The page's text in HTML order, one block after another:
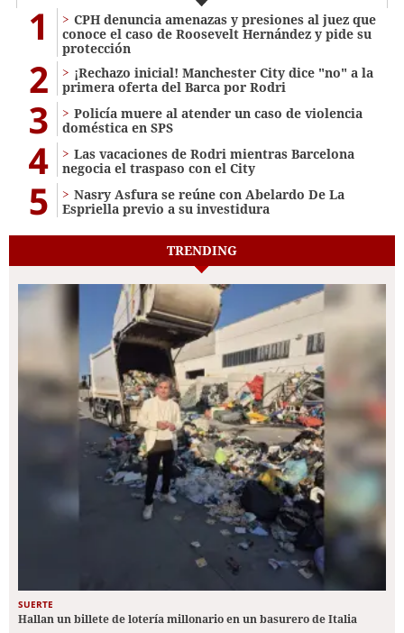
1
CPH denuncia amenazas y presiones al juez que
conoce el caso de Roosevelt Hernández y pide su
protección
2
¡Rechazo inicial! Manchester City dice "no" a la
primera oferta del Barca por Rodri
3
Policía muere al atender un caso de violencia
doméstica en SPS
4
Las vacaciones de Rodri mientras Barcelona
negocia el traspaso con el City
5
Nasry Asfura se reúne con Abelardo De La
Espriella previo a su investidura
TRENDING
SUERTE
Hallan un billete de lotería millonario en un basurero de Italia